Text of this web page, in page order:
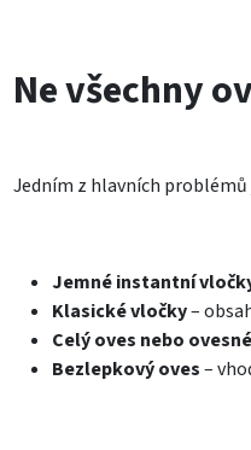
Ne všechny
Jedním z hlavních problémů
Jemné instantní
Klasické vločky–
Celý oves nebo
Bezlepkový oves–